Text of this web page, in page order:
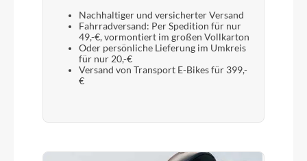
Suntour NCX32-D Air LO 63mm 1 1/8
Display
Nachhaltiger und versicherter Versand
Fahrradversand: Per Spedition für nur
49,-€, vormontiert im großen Vollkarton
Oder persönliche Lieferung im Umkreis
für nur 20,-€
Versand von Transport E-Bikes für 399,-
€